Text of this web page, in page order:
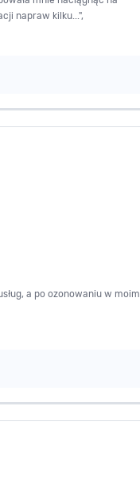
napraw kilku...",
a po ozonowaniu w moim